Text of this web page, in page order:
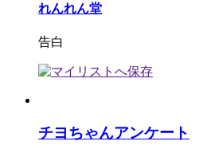
れんれん堂
告白
チヨちゃんアンケート